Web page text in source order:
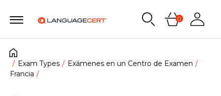
0
Exam Types
Exámenes en un Centro de Examen
Francia